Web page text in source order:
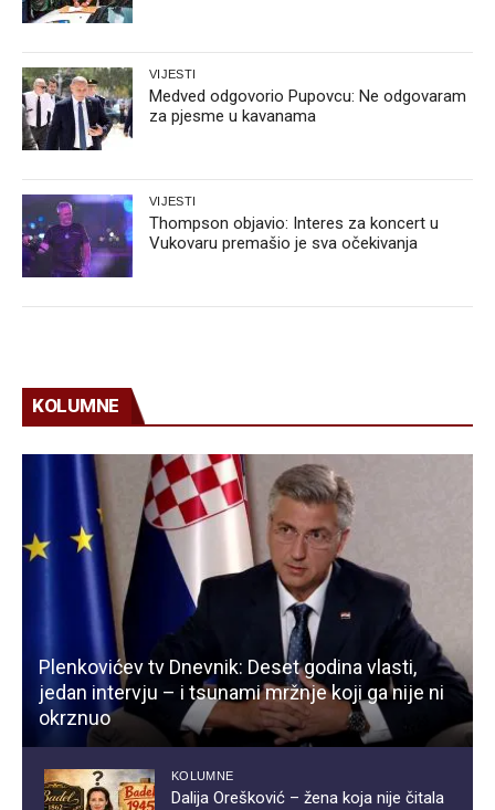
VIJESTI
Medved odgovorio Pupovcu: Ne odgovaram
za pjesme u kavanama
VIJESTI
Thompson objavio: Interes za koncert u
Vukovaru premašio je sva očekivanja
KOLUMNE
Plenkovićev tv Dnevnik: Deset godina vlasti,
jedan intervju – i tsunami mržnje koji ga nije ni
okrznuo
KOLUMNE
Dalija Orešković – žena koja nije čitala